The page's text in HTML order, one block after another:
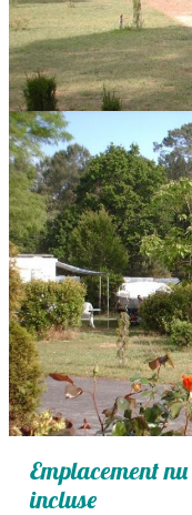
Emplacement
incluse